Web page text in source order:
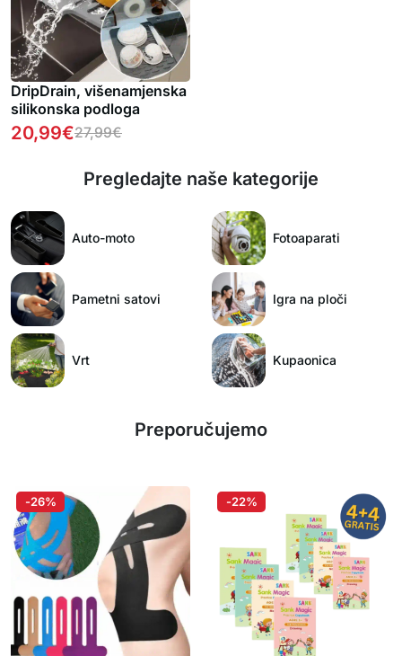
DripDrain, višenamjenska
silikonska podloga
20,99€27,99€
Pregledajte naše kategorije
Auto-moto Fotoaparati
Pametni satovi Igra na ploči
Vrt Kupaonica
Preporučujemo
-26% -22%